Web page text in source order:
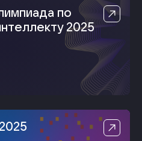
по
2025